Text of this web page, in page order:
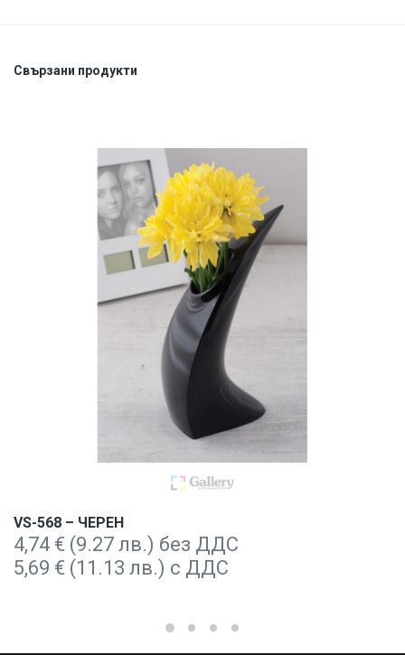
Свързани продукти
VS-568 – ЧЕРЕН
4,74 € (9.27 лв.) без ДДС
5,69 € (11.13 лв.) с ДДС